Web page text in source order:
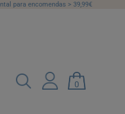
para encomendas > 39,99€
0
300 ml